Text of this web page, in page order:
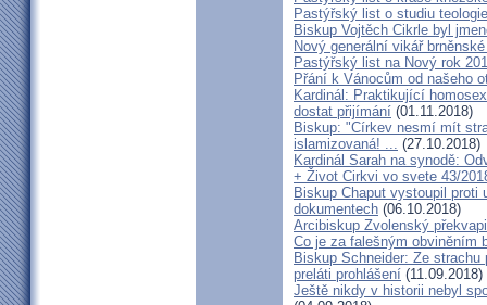
Pastýřský list o studiu teologie
Biskup Vojtěch Cikrle byl
Nový generální vikář
Pastýřský list na Nový rok
Přání k Vánocům od našeho
Kardinál: Praktikující
dostat přijímání (01.11.2018)
Biskup: "Církev nesmí mít
islamizovaná! ... (27.10.2018)
Kardinál Sarah na synodě:
+ Život Cirkvi vo svete 43/
Biskup Chaput vystoupil
dokumentech (06.10.2018)
Arcibiskup Zvolenský
Co je za falešným obviněním
Biskup Schneider: Ze
preláti prohlášení (11.09.2018)
Ještě nikdy v historii nebyl